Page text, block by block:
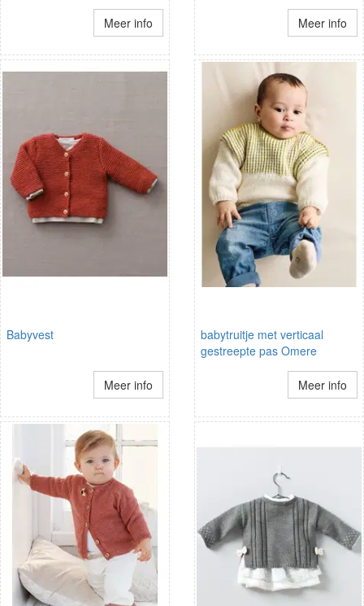
Meer info Meer info
Babyvest
Meer info
babytruitje met verticaal
gestreepte pas Omere
Meer info